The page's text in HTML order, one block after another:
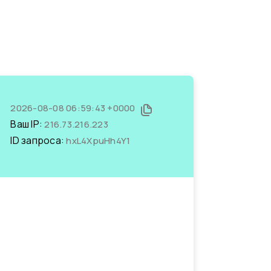
2026-08-08 06:59:43 +0000
Ваш IP:216.73.216.223
ID запроса:hxL4XpuHh4Y1